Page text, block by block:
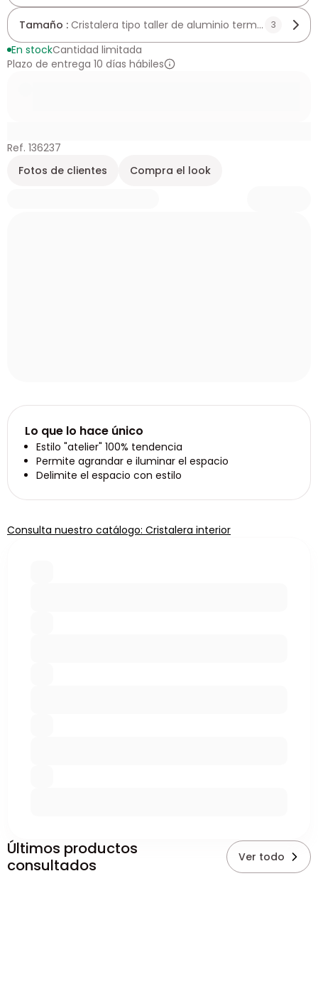
Tamaño : Cristalera tipo taller de aluminio termolacado -
3
En stockCantidad limitada
Plazo de entrega 10 días hábiles
Ref. 136237
Fotos de clientes
Compra el look
Lo que lo hace único
Estilo "atelier" 100% tendencia
Permite agrandar e iluminar el espacio
Delimite el espacio con estilo
Consulta nuestro catálogo: Cristalera interior
Últimos productos
consultados
Ver todo